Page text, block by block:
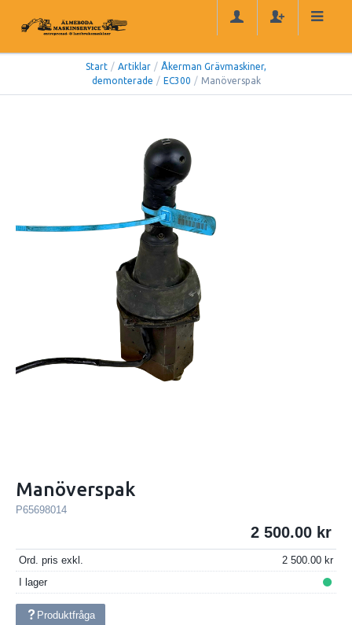
Start / Artiklar / Åkerman Grävmaskiner,
demonterade / EC300 / Manöverspak
Manöverspak
P65698014
2 500.00
Ord. pris exkl.
2 500.00
I lager
Produktfråga